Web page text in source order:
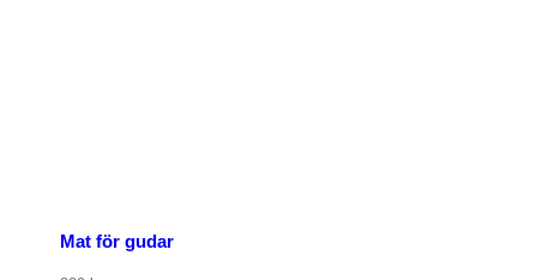
Mat för gudar